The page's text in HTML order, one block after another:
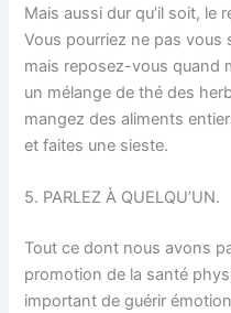
Mais aussi dur qu’il soit, le
Vous pourriez ne pas vous
mais reposez-vous quand
un mélange de thé des
mangez des aliments
et faites une sieste.
5. PARLEZ À QUELQU’UN.
Tout ce dont nous avons
promotion de la santé
important de guérir